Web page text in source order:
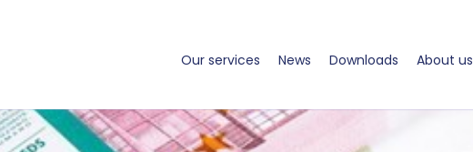
Our services News Downloads About us